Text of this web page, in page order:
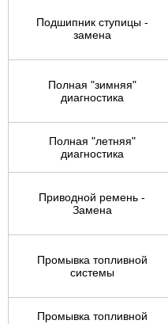
Подшипник ступицы -
замена
Полная "зимняя"
диагностика
Полная "летняя"
диагностика
Приводной ремень -
Замена
Промывка топливной
системы
Промывка топливной